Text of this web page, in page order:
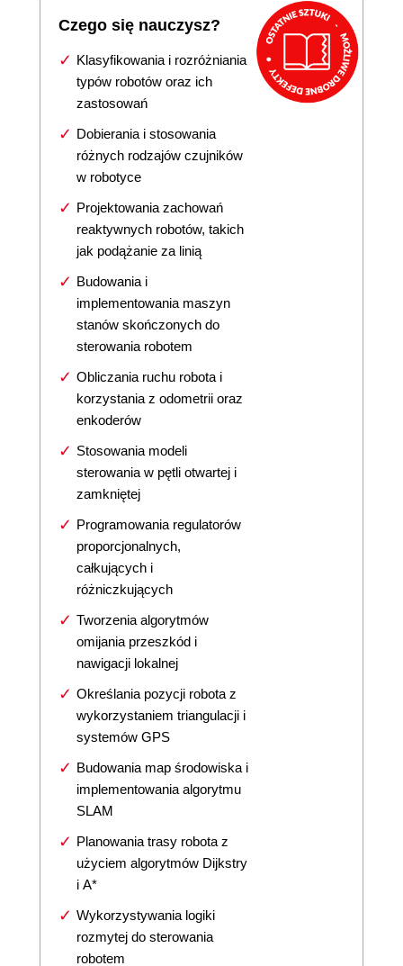
Czego się nauczysz?
Klasyfikowania i rozróżniania
typów robotów oraz ich
zastosowań
Dobierania i stosowania
różnych rodzajów czujników
w robotyce
Projektowania zachowań
reaktywnych robotów, takich
jak podążanie za linią
Budowania i
implementowania maszyn
stanów skończonych do
sterowania robotem
Obliczania ruchu robota i
korzystania z odometrii oraz
enkoderów
Stosowania modeli
sterowania w pętli otwartej i
zamkniętej
Programowania regulatorów
proporcjonalnych,
całkujących i
różniczkujących
Tworzenia algorytmów
omijania przeszkód i
nawigacji lokalnej
Określania pozycji robota z
wykorzystaniem triangulacji i
systemów GPS
Budowania map środowiska i
implementowania algorytmu
SLAM
Planowania trasy robota z
użyciem algorytmów Dijkstry
i A*
Wykorzystywania logiki
rozmytej do sterowania
robotem